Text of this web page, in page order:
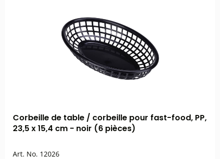
Corbeille de table / corbeille pour fast-food, PP,
23,5 x 15,4 cm - noir (6 pièces)
Art. No. 12026